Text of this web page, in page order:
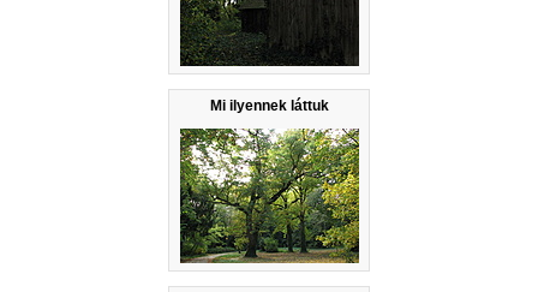
Mi ilyennek láttuk